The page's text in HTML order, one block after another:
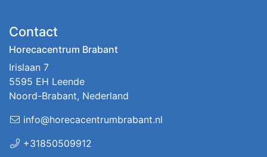
Contact
Horecacentrum Brabant
Irislaan 7
5595 EH Leende
Noord-Brabant, Nederland
info@horecacentrumbrabant.nl
+31850509912